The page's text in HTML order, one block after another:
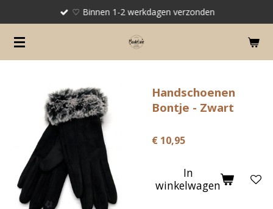
naar
de
♡ Binnen 1-2 werkdagen verzonden
Handschoenen
Bontje - Zwart
€ 10,95
In
winkelwagen